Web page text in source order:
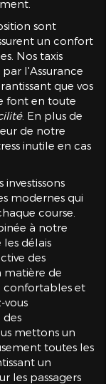
sont
un confort
Nos taxis
l'Assurance
que vos
font en toute
. En plus de
de notre
inutile en cas
modernes qui
course.
à notre
délais
des
matière de
confortables et
vous
des
mettons un
toutes les
un
les passagers